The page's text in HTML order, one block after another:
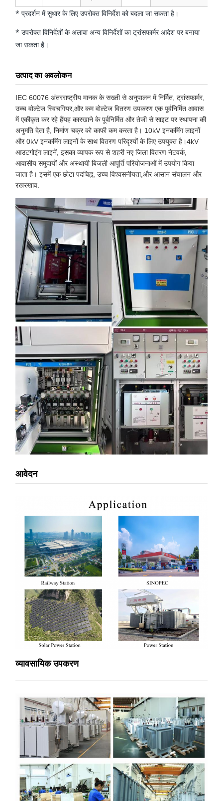
* प्रदर्शन में सुधार के लिए उपरोक्त विनिर्देश को बदला जा सकता है।
* उपरोक्त विनिर्देशों के अलावा अन्य विनिर्देशों का ट्रांसफार्मर आदेश पर बनाया
जा सकता है।
उत्पाद का अवलोकन
IEC 60076 अंतरराष्ट्रीय मानक के सख्ती से अनुपालन में निर्मित, ट्रांसफार्मर,
उच्च वोल्टेज स्विचगियर,और कम वोल्टेज वितरण उपकरण एक पूर्वनिर्मित आवास
में एकीकृत कर रहे हैंयह कारखाने के पूर्वनिर्मित और तेजी से साइट पर स्थापना की
अनुमति देता है, निर्माण चक्र को काफी कम करता है। 10kV इनकमिंग लाइनों
और 0kV इनकमिंग लाइनों के साथ वितरण परिदृश्यों के लिए उपयुक्त है।4kV
आउटगोइंग लाइनें, इसका व्यापक रूप से शहरी नए जिला वितरण नेटवर्क,
आवासीय समुदायों और अस्थायी बिजली आपूर्ति परियोजनाओं में उपयोग किया
जाता है। इसमें एक छोटा पदचिह्न, उच्च विश्वसनीयता,और आसान संचालन और
रखरखाव.
आवेदन
व्यावसायिक उपकरण